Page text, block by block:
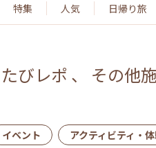
特集 人気 日帰り旅
たびレポ 、 その他
イベント アクティビティ・